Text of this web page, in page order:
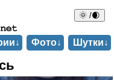
🌞 /🌒
Фото↓ Шутки↓